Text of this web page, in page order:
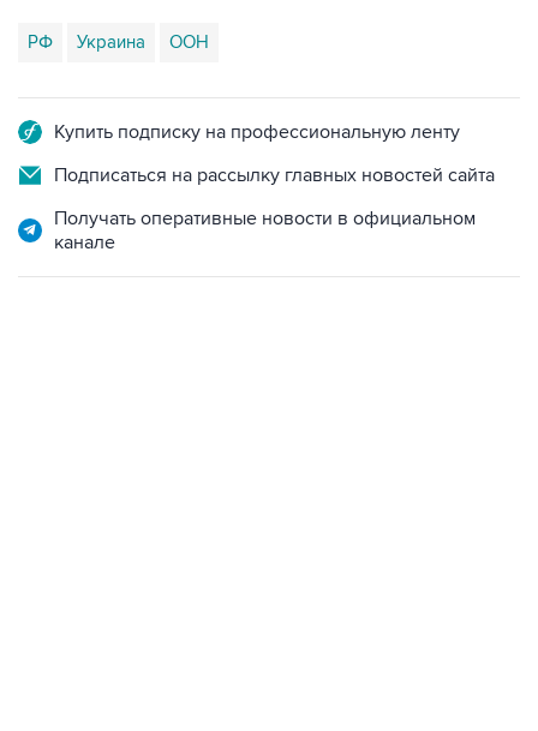
РФ Украина ООН
Купить подписку на профессиональную ленту
Подписаться на рассылку главных новостей сайта
Получать оперативные новости в официальном
канале